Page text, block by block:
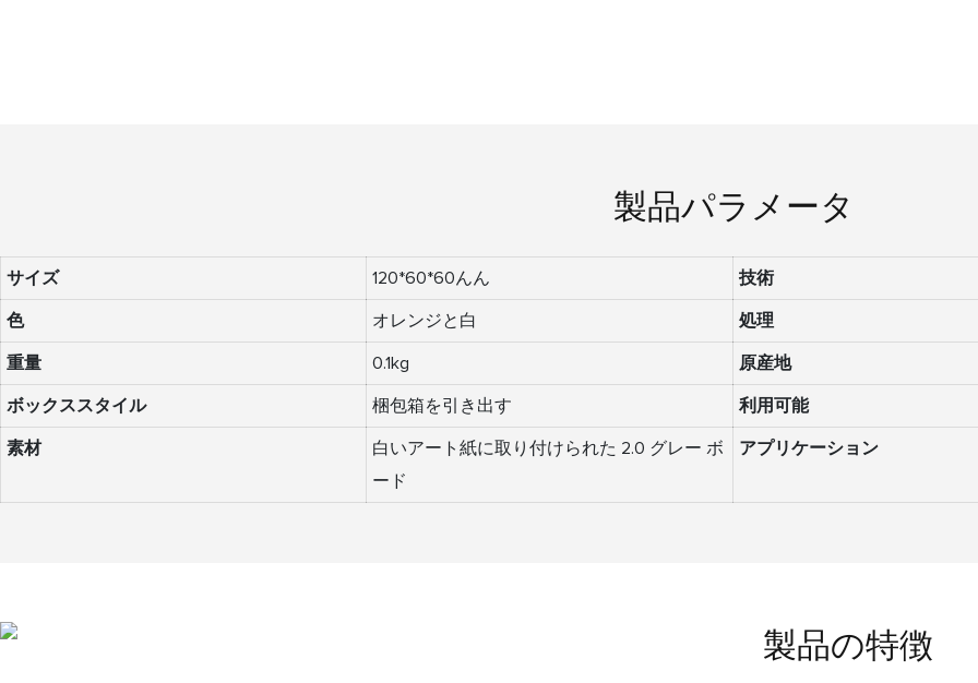
製品パラメータ
サイズ 120*60*60んん 技術
色 オレンジと白 処理
重量 0.1kg 原産地
ボックススタイル 梱包箱を引き出す 利用可能
素材
白いアート紙に取り付けられた 2.0 グレー ボ
ード
アプリケーション
製品の特徴